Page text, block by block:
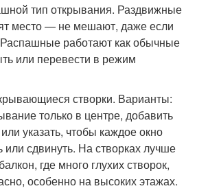
тип открывания. Раздвижные
место — не мешают, даже если
Распашные работают как обычные
или перевести в режим
створки. Варианты:
только в центре, добавить
указать, чтобы каждое окно
сдвинуть. На створках лучше
где много глухих створок,
особенно на высоких этажах.